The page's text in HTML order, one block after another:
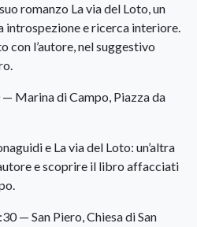
romanzo La via del Loto, un
introspezione e ricerca interiore.
con l’autore, nel suggestivo
Marina di Campo, Piazza da
e La via del Loto: un’altra
e scoprire il libro affacciati
— San Piero, Chiesa di San